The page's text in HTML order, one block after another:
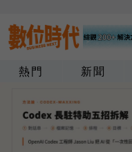
熱門 新聞